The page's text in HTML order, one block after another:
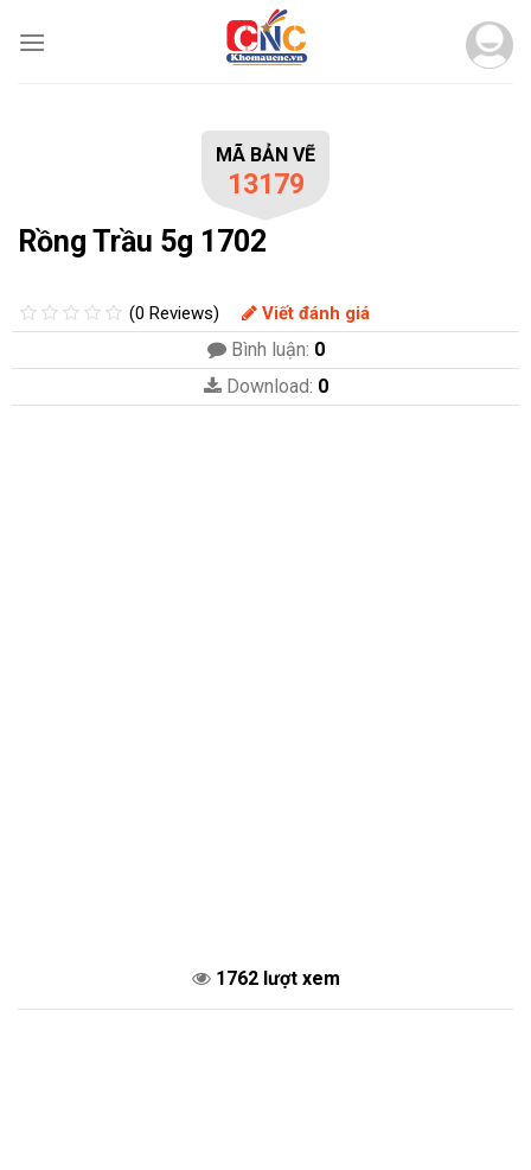
MÃ BẢN VẼ
13179
Rồng Trầu 5g 1702
(0 Reviews) Viết đánh giá
Bình luận: 0
Download: 0
1762 lượt xem